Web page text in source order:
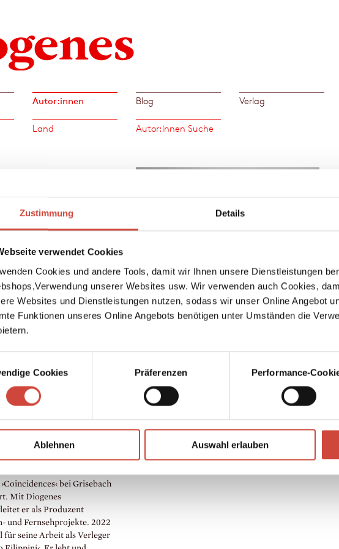
Zustimmung Details
verwendet Cookies
Cookies und andere Tools, damit wir Ihnen unsere Dienstleistungen
unserer Websites usw. Wir verwenden auch Cookies,
Websites und Dienstleistungen nutzen, sodass wir unser Online Angebot
Funktionen unseres Online Angebots benötigen unter Umständen die
Cookies
Präferenzen Performance-
Ablehnen Auswahl erlauben
Autor:innen Blog Verlag
Land Autor:innen Suche
↘
Autor und Verleger von
am Berklee College of
an der Hochschule für Film
bevor er in den USA
in verschiedenen
arbeitete. Seine
Aquarelle, Zeichnungen,
wurden seitdem in
Ausstellungen
Sammlungen
›All About Me‹ und
House, 1998/2000),
(Steidl, 2004) und der
Diary‹ (TASCHEN,
weltweit bekannt. Die
und die Galerie Apalazzo in
Arbeiten zu ›State of Mind‹
Seine Fotografien wurden bei
und mit ›Splash‹ (Steidl,
(Steidl, 2021) und
Words‹ in der Bildhalle in
wurden seine Arbeiten im
bei Grisebach
Mit Diogenes
er als Produzent
und Fernsehprojekte. 2022
für seine Arbeit als Verleger